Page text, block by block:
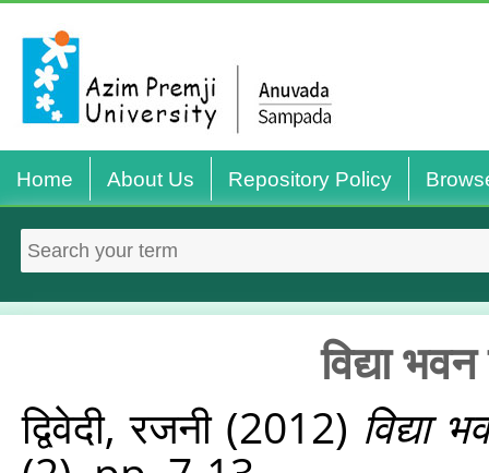
Home About Us Repository Policy
विद्या
द्विवेदी, रजनी(2012) विद्या